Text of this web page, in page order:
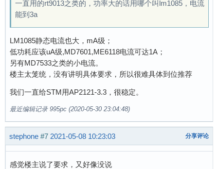
一直用的rt9013之类的，功率大的话用哪个叫lm1085，电流
能到3a
LM1085静态电流也大，mA级；
低功耗应该uA级,MD7601,ME6118电流可达1A；
另有MD7533之类的小电流。
楼主太笼统，没有讲明具体要求，所以很难具体到位推荐
我们一直给STM用AP2121-3.3，很稳定。
最近编辑记录 995pc (2020-05-30 23:04:48)
stephone #7 2021-05-08 10:23:03 分享评论
感觉楼主说了要求，又好像没说